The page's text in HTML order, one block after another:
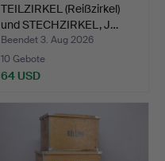
TEILZIRKEL (Reißzirkel)
und STECHZIRKEL, J…
Beendet 3. Aug 2026
10 Gebote
64 USD